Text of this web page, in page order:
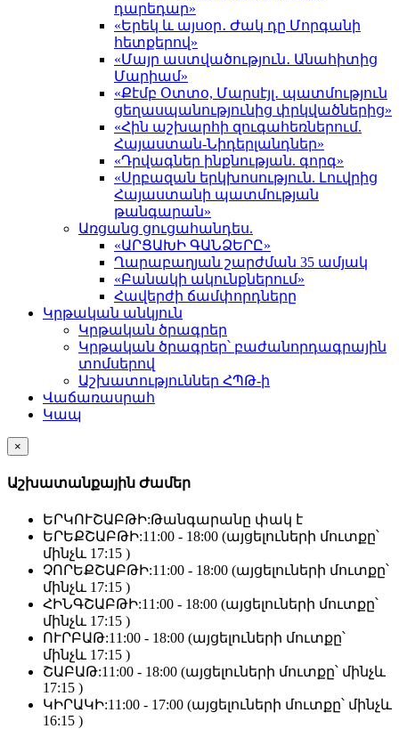
դարեդար»
«Երեկ և այսօր․ Ժակ դը Մորգանի
հետքերով»
«Մայր աստվածություն․ Անահիտից
Մարիամ»
«Քէմբ Օտտօ, Մարսէյլ․ պատմություն
ցեղասպանությունից փրկվածներից»
«Հին աշխարհի զուգահեռներում.
Հայաստան-Նիդերլանդներ»
«Դրվագներ ինքնության. գորգ»
«Սրբազան երկխոսություն. Լուվրից
Հայաստանի պատմության
թանգարան»
Առցանց ցուցահանդես.
«ԱՐՑԱԽԻ ԳԱՆՁԵՐԸ»
Ղարաբաղյան շարժման 35 ամյակ
«Բանակի ակունքներում»
Հավերժի ճամփորդները
Կրթական անկյուն
Կրթական ծրագրեր
Կրթական ծրագրեր՝ բաժանորդագրային
տոմսերով
Աշխատություններ ՀՊԹ-ի
Վաճառասրահ
Կապ
×
Աշխատանքային Ժամեր
ԵՐԿՈՒՇԱԲԹԻ:Թանգարանը փակ է
ԵՐԵՔՇԱԲԹԻ:11:00 - 18:00 (այցելուների մուտքը՝
մինչև 17:15 )
ՉՈՐԵՔՇԱԲԹԻ:11:00 - 18:00 (այցելուների մուտքը՝
մինչև 17:15 )
ՀԻՆԳՇԱԲԹԻ:11:00 - 18:00 (այցելուների մուտքը՝
մինչև 17:15 )
ՈՒՐԲԱԹ:11:00 - 18:00 (այցելուների մուտքը՝
մինչև 17:15 )
ՇԱԲԱԹ:11:00 - 18:00 (այցելուների մուտքը՝ մինչև
17:15 )
ԿԻՐԱԿԻ:11:00 - 17:00 (այցելուների մուտքը՝ մինչև
16:15 )